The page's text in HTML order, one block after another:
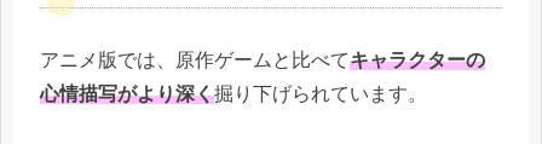
アニメ版では、原作ゲームと比べてキャラクターの
心情描写がより深く掘り下げられています。